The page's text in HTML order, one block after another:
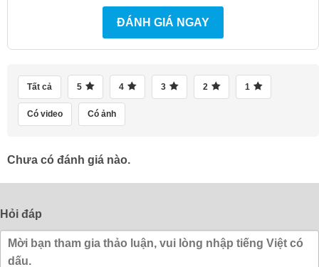
ĐÁNH GIÁ NGAY
Tất cả 5 4 3 2 1
Có video Có ảnh
Chưa có đánh giá nào.
Hỏi đáp